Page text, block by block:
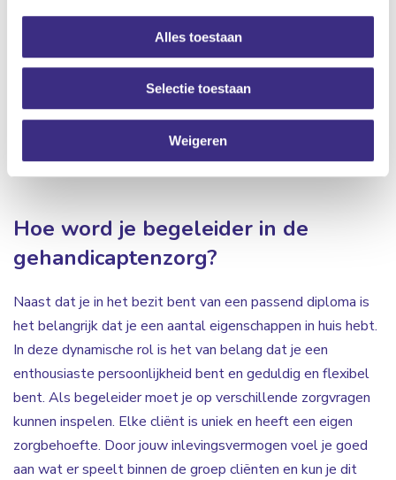
Alles toestaan
Selectie toestaan
Weigeren
ouderenzorg en maatschappelijke ondersteuning, werk &
dagbesteding. Met 6.000 professionals in verschillende
vakgebieden kijken we samen naar wat wél kan. Dit geldt
natuurlijk ook voor jouw loopbaan. Met ruim 200
zorglocaties verspreid door heel Friesland zijn er volop
mogelijkheden om ook binnen Alliade een nieuwe uitdaging
te vinden wanneer je al bij ons werkt.
Hoe word je begeleider in de
gehandicaptenzorg?
Naast dat je in het bezit bent van een passend diploma is
het belangrijk dat je een aantal eigenschappen in huis hebt.
In deze dynamische rol is het van belang dat je een
enthousiaste persoonlijkheid bent en geduldig en flexibel
bent. Als begeleider moet je op verschillende zorgvragen
kunnen inspelen. Elke cliënt is uniek en heeft een eigen
zorgbehoefte. Door jouw inlevingsvermogen voel je goed
aan wat er speelt binnen de groep cliënten en kun je dit